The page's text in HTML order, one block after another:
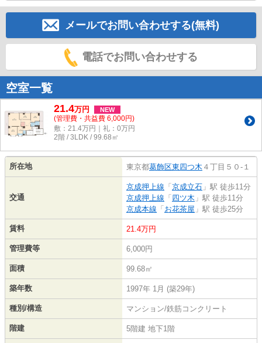
メールでお問い合わせする(無料)
電話でお問い合わせする
空室一覧
21.4万円 NEW
(管理費・共益費 6,000円)
敷：21.4万円｜礼：0万円
2階 / 3LDK / 99.68㎡
所在地 東京都葛飾区東四つ木 ４丁目５０-１
交通
京成押上線 「京成立石 」駅 徒歩11分
京成押上線 「四ツ木 」駅 徒歩11分
京成本線 「お花茶屋 」駅 徒歩25分
賃料 21.4万円
管理費等 6,000円
面積 99.68㎡
築年数 1997年 1月 (築29年)
種別/構造 マンション/鉄筋コンクリート
階建 5階建 地下1階